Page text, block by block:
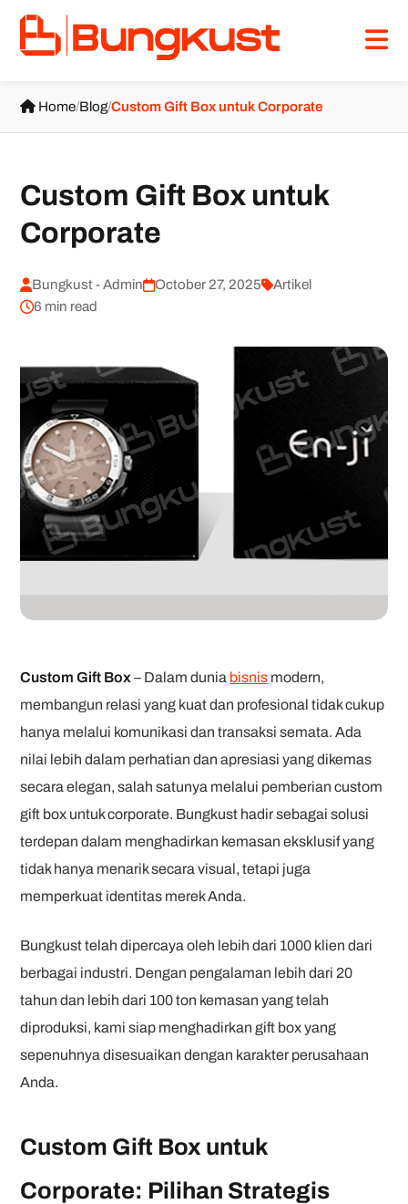
Home/Blog/Custom Gift Box untuk Corporate
Custom Gift Box untuk
Corporate
Bungkust - Admin October 27, 2025
Artikel
6 min read
Custom Gift Box– Dalam dunia bisnis modern,
membangun relasi yang kuat dan profesional tidak cukup
hanya melalui komunikasi dan transaksi semata. Ada
nilai lebih dalam perhatian dan apresiasi yang dikemas
secara elegan, salah satunya melalui pemberian custom
gift box untuk corporate. Bungkust hadir sebagai solusi
terdepan dalam menghadirkan kemasan eksklusif yang
tidak hanya menarik secara visual, tetapi juga
memperkuat identitas merek Anda.
Bungkust telah dipercaya oleh lebih dari 1000 klien dari
berbagai industri. Dengan pengalaman lebih dari 20
tahun dan lebih dari 100 ton kemasan yang telah
diproduksi, kami siap menghadirkan gift box yang
sepenuhnya disesuaikan dengan karakter perusahaan
Anda.
Custom Gift Box untuk
Corporate: Pilihan Strategis